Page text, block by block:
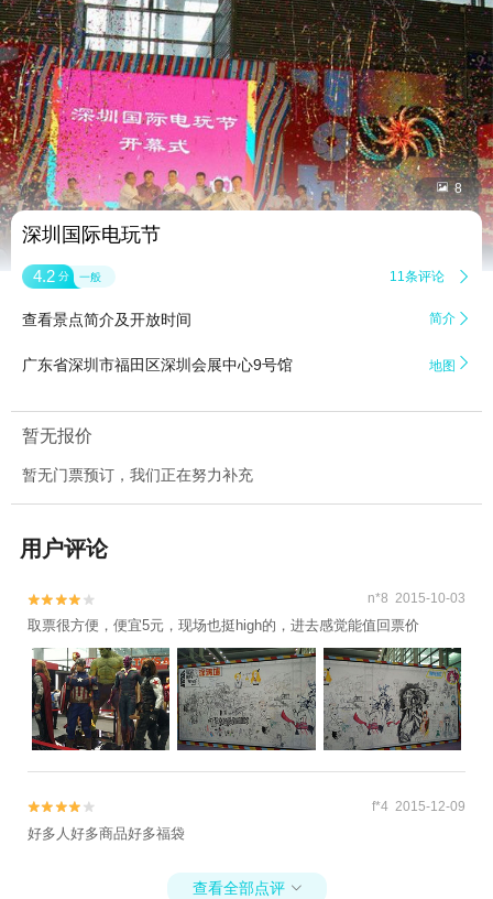
 8
深圳国际电玩节
4.2 分 一般 11条评论 
查看景点简介及开放时间 简介 
广东省深圳市福田区深圳会展中心9号馆 地图 
暂无报价
暂无门票预订，我们正在努力补充
用户评论

 n*8 2015-10-03
取票很方便，便宜5元，现场也挺high的，进去感觉能值回票价

 f*4 2015-12-09
好多人好多商品好多福袋
查看全部点评 
